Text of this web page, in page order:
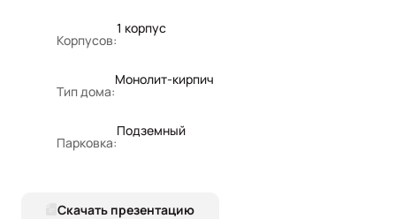
Корпусов:
1 корпус
Тип дома:
Монолит-кирпич
Парковка:
Подземный
Скачать презентацию